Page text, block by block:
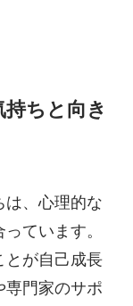
ちと向き
は、心理的な
ています。
とが自己成長
専門家のサポ